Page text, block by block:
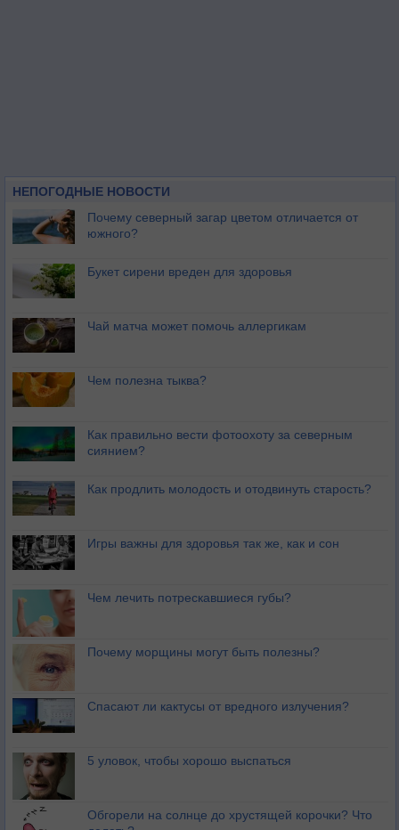
НЕПОГОДНЫЕ НОВОСТИ
Почему северный загар цветом отличается от
южного?
Букет сирени вреден для здоровья
Чай матча может помочь аллергикам
Чем полезна тыква?
Как правильно вести фотоохоту за северным
сиянием?
Как продлить молодость и отодвинуть старость?
Игры важны для здоровья так же, как и сон
Чем лечить потрескавшиеся губы?
Почему морщины могут быть полезны?
Спасают ли кактусы от вредного излучения?
5 уловок, чтобы хорошо выспаться
Обгорели на солнце до хрустящей корочки? Что